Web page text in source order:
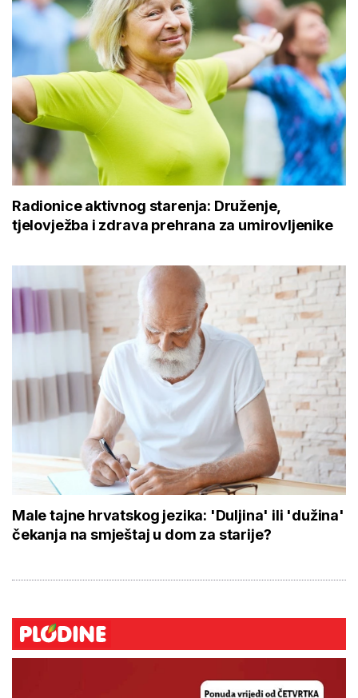
Radionice aktivnog starenja: Druženje,
tjelovježba i zdrava prehrana za umirovljenike
Male tajne hrvatskog jezika: 'Duljina' ili 'dužina'
čekanja na smještaj u dom za starije?